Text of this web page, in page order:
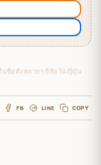
มชื่อดังหลายๆ ยี่ห้อในญี่ปุ่น
FB LINE COPY